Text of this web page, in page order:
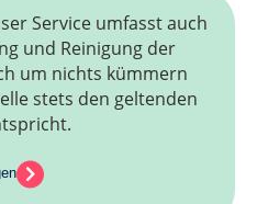
Service umfasst auch
und Reinigung der
um nichts kümmern
stets den geltenden